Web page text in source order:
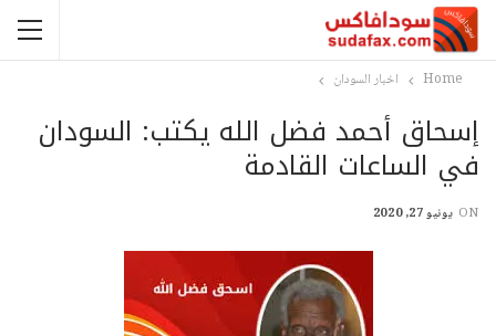
Home اخبار السودان
إسحاق أحمد فضل الله يكتب: السودان
في الساعات القادمة
ON يونيو 27, 2020